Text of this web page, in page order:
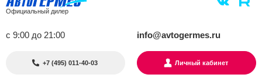
Официальный дилер
с 9:00 до 21:00 info@avtogermes.ru
+7 (495) 011-40-03 Личный кабинет